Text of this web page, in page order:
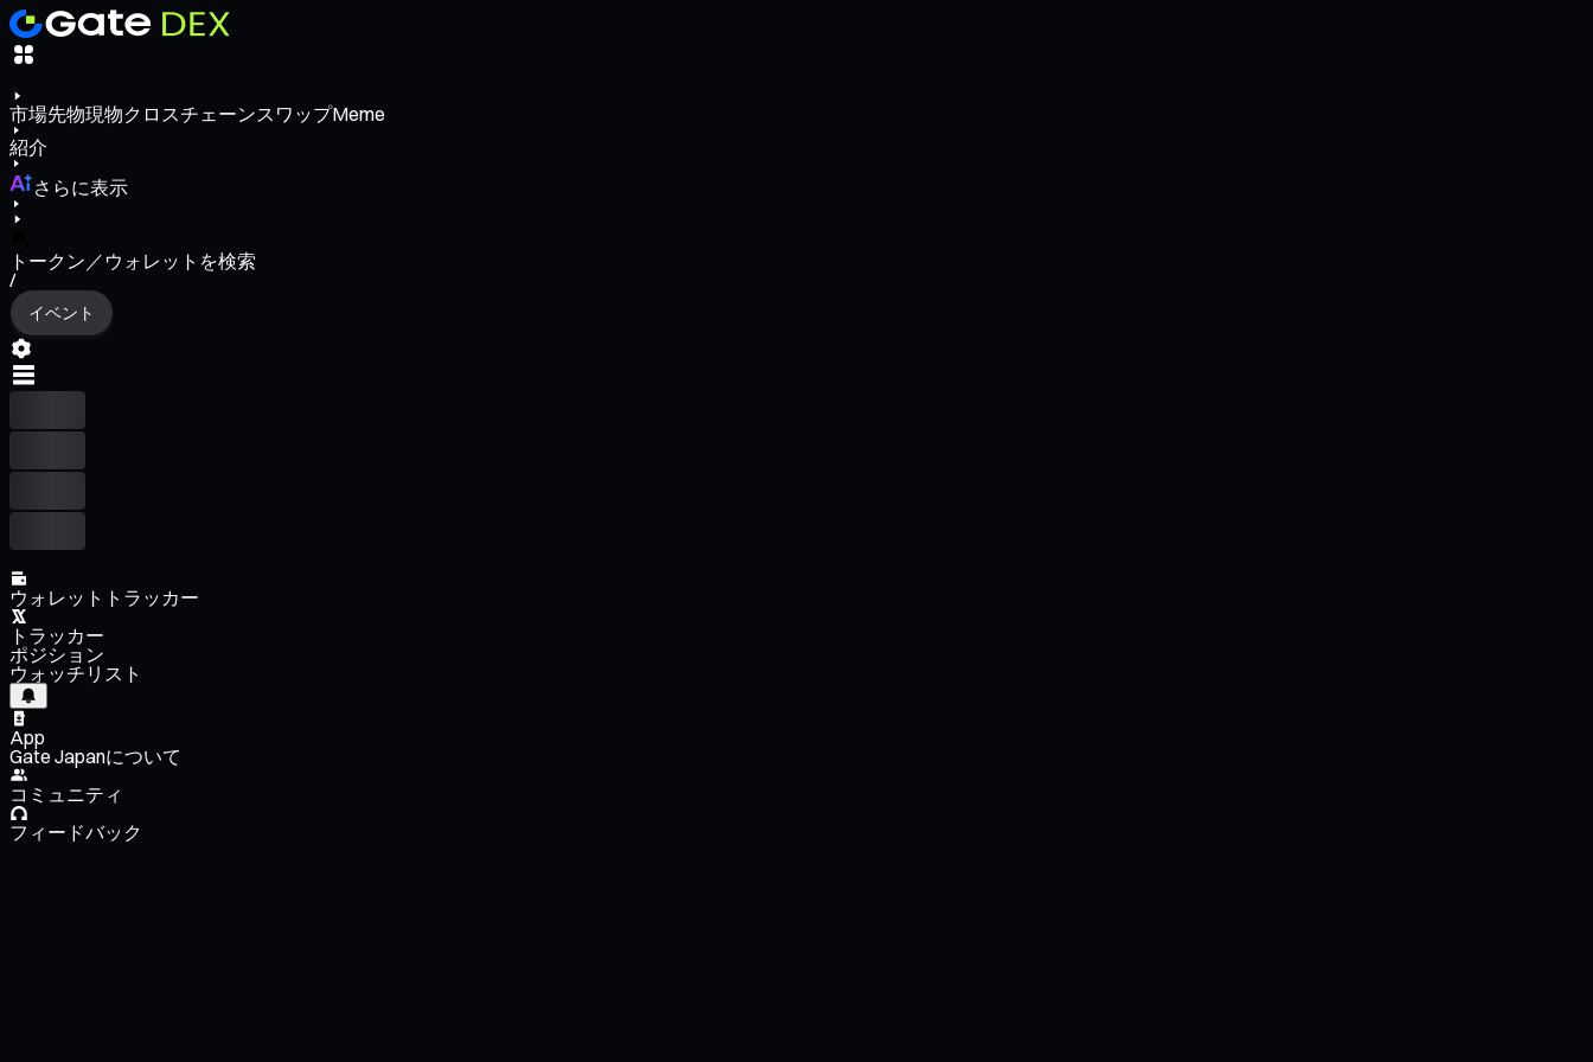
市場先物現物クロスチェーンスワップMeme
紹介
さらに表示
トークン／ウォレットを検索
/
イベント
ウォレットトラッカー
トラッカー
ポジション
ウォッチリスト
App
Gate Japanについて
コミュニティ
フィードバック